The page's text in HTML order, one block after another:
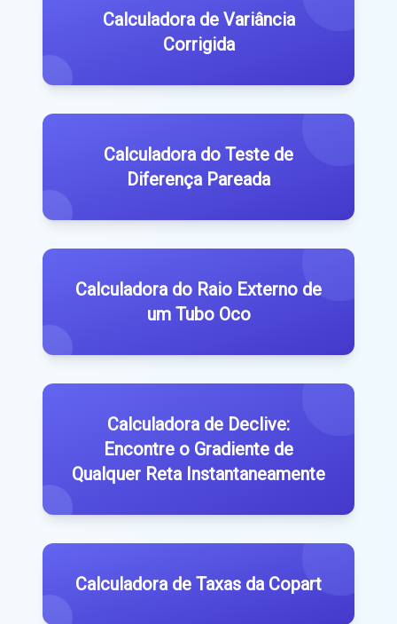
Calculadora de Variância
Corrigida
Calculadora do Teste de
Diferença Pareada
Calculadora do Raio Externo de
um Tubo Oco
Calculadora de Declive:
Encontre o Gradiente de
Qualquer Reta Instantaneamente
Calculadora de Taxas da Copart